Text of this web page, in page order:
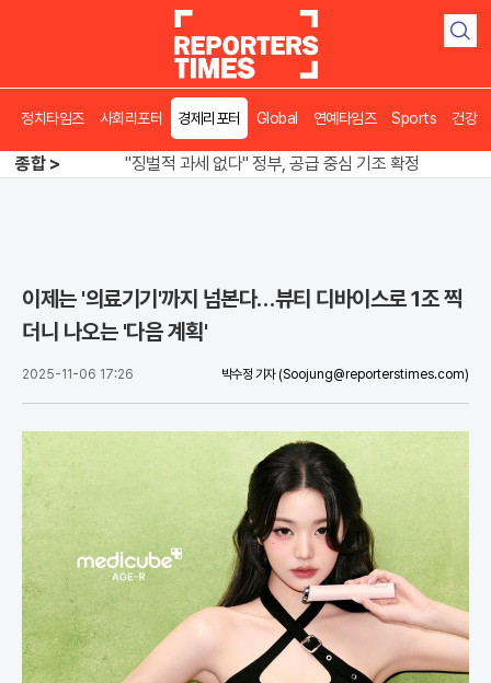
검
정치타임즈 사회리포터 경제리포터 Global 연예타임즈 Sports 건강
종합 >
오뚜기·비비고 면 전쟁, 폭염 특수에 매출 껑충
"징벌적 과세 없다" 정부, 공급 중심 기조 확정
폭염·가뭄 이중고, 이 대통령 "취약계층 끝까지 보호"
이제는 '의료기기'까지 넘본다…뷰티 디바이스로 1조 찍
더니 나오는 '다음 계획'
2025-11-06 17:26 박수정 기자 (Soojung@reporterstimes.com)